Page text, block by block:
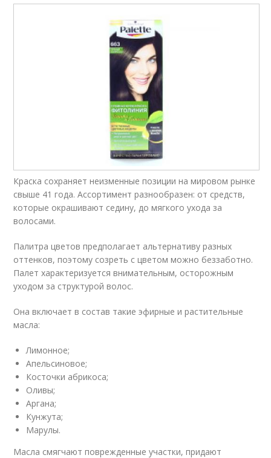
Краска сохраняет неизменные позиции на мировом рынке
свыше 41 года. Ассортимент разнообразен: от средств,
которые окрашивают седину, до мягкого ухода за
волосами.
Палитра цветов предполагает альтернативу разных
оттенков, поэтому созреть с цветом можно беззаботно.
Палет характеризуется внимательным, осторожным
уходом за структурой волос.
Она включает в состав такие эфирные и растительные
масла:
Лимонное;
Апельсиновое;
Косточки абрикоса;
Оливы;
Аргана;
Кунжута;
Марулы.
Масла смягчают поврежденные участки, придают